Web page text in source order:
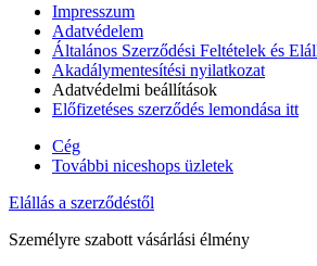
Impresszum
Adatvédelem
Általános Szerződési Feltételek és
Akadálymentesítési nyilatkozat
Adatvédelmi beállítások
Előfizetéses szerződés lemondása itt
Cég
További niceshops üzletek
Elállás a szerződéstől
Személyre szabott vásárlási élmény